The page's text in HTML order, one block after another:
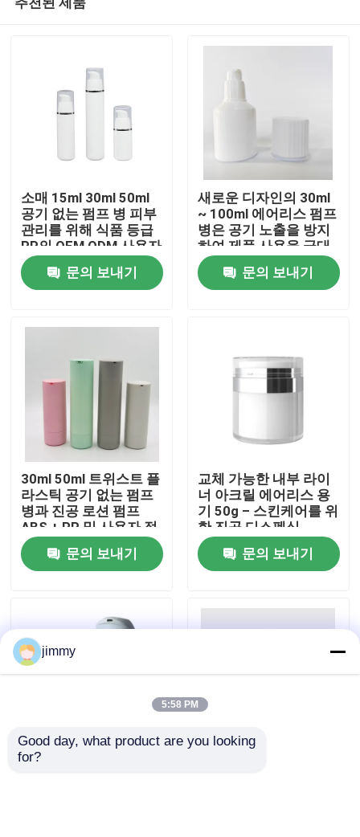
동영상
우리에 대하여
공장 여행
품질 관리
연락주세요
소매 15ml 30ml 50ml
공기 없는 펌프 병 피부
관리를 위해 식품 등급
PP의 OEM ODM 사용자
정의
문의 보내기
새로운 디자인의 30ml
~ 100ml 에어리스 펌프
병은 공기 노출을 방지
하여 제품 사용을 극대
화합니다 위생적이며
스킨케어를 위한 손가
락 오염이 없습니다
문의 보내기
30ml 50ml 트위스트 플
라스틱 공기 없는 펌프
병과 진공 로션 펌프
ABS + PP 및 사용자 정
의 색상
문의 보내기
교체 가능한 내부 라이
너 아크릴 에어리스 용
기 50g – 스킨케어를 위
한 진공 디스펜싱
문의 보내기
피부 관리 및 화장품용
jimmy
5:58 PM
Good day, what product are you looking
for?